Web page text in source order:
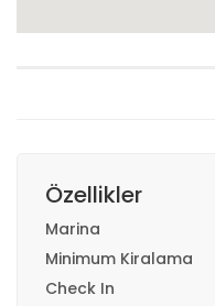
Özellikler
Marina
Minimum Kiralama
Check In